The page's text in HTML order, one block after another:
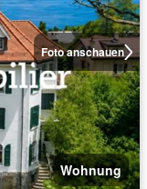
Foto anschauen
Wohnung